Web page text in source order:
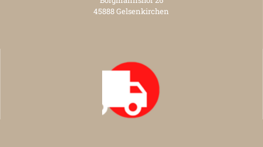
45888 Gelsenkirchen